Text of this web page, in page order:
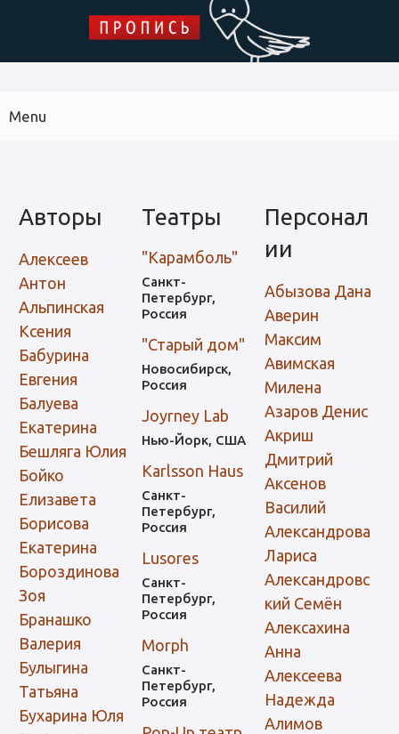
Skip to main content
Main
Menu
Авторы
Алексеев
Антон
Альпинская
Ксения
Бабурина
Евгения
Балуева
Екатерина
Бешляга Юлия
Бойко
Елизавета
Борисова
Екатерина
Бороздинова
Зоя
Бранашко
Валерия
Булыгина
Татьяна
Бухарина Юля
Театры
"Карамболь"
Санкт-
Петербург,
Россия
"Старый дом"
Новосибирск,
Россия
Joyrney Lab
Нью-Йорк, США
Karlsson Haus
Санкт-
Петербург,
Россия
Lusores
Санкт-
Петербург,
Россия
Morph
Санкт-
Петербург,
Россия
Персонал
ии
Абызова Дана
Аверин
Максим
Авимская
Милена
Азаров Денис
Акриш
Дмитрий
Аксенов
Василий
Александрова
Лариса
Александровс
кий Семён
Алексахина
Анна
Алексеева
Надежда
Алимов